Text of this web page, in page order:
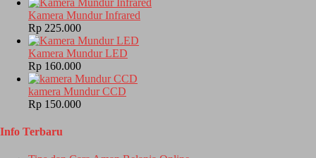
Kamera Mundur Infrared
Rp 225.000
Kamera Mundur LED
Rp 160.000
kamera Mundur CCD
Rp 150.000
Info Terbaru